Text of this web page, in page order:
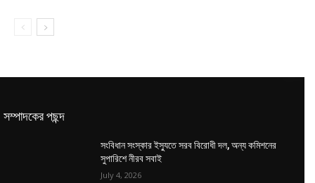
সম্পাদকের পছন্দ
সংবিধান সংস্কার ইস্যুতে সরব বিরোধী দল, অন্য কমিশনের
সুপারিশে নীরব সবাই
July 4, 2026